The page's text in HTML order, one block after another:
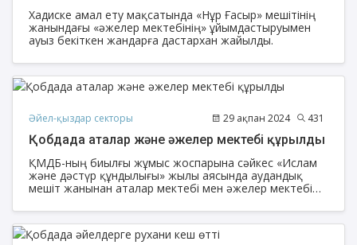
Хадиске амал ету мақсатында «Нұр Ғасыр» мешітінің
жанындағы «әжелер мектебінің» ұйымдастыруымен
ауыз бекіткен жандарға дастархан жайылды.
Әйел-қыздар секторы 29 ақпан 2024 431
Қобдада аталар және әжелер мектебі құрылды
ҚМДБ-ның биылғы жұмыс жоспарына сәйкес «Ислам
және дәстүр құндылығы» жылы аясында аудандық
мешіт жанынан аталар мектебі мен әжелер мектебі